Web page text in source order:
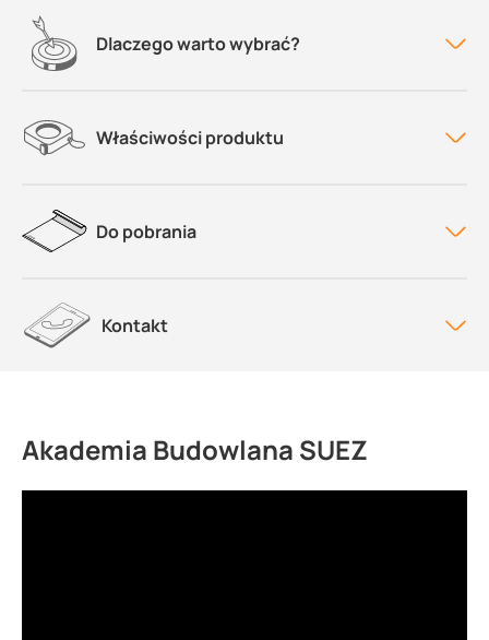
Dlaczego warto wybrać?
Właściwości produktu
Do pobrania
Kontakt
Akademia Budowlana SUEZ